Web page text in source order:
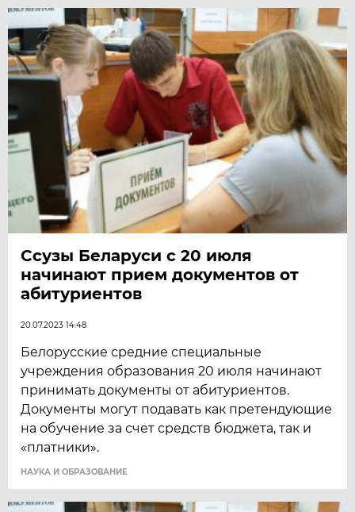
Ссузы Беларуси с 20 июля
начинают прием документов от
абитуриентов
20.07.2023 14:48
Белорусские средние специальные
учреждения образования 20 июля начинают
принимать документы от абитуриентов.
Документы могут подавать как претендующие
на обучение за счет средств бюджета, так и
«платники».
НАУКА И ОБРАЗОВАНИЕ